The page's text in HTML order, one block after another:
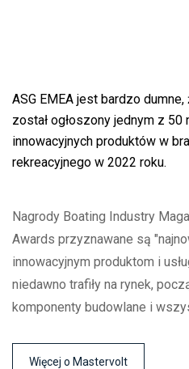
ASG EMEA jest bardzo
został ogłoszony jednym z
innowacyjnych produktów w
rekreacyjnego w 2022 roku.
Nagrody Boating Industry
Awards przyznawane są
innowacyjnym produktom i
niedawno trafiły na rynek,
komponenty budowlane i
Więcej o Mastervolt